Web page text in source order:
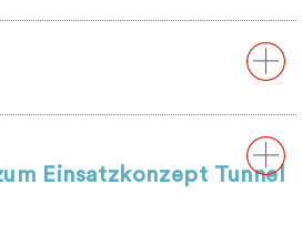
Einsatzkonzept Tunnel